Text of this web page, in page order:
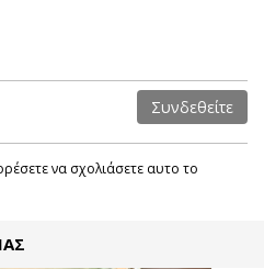
Συνδεθείτε
να σχολιάσετε αυτο το